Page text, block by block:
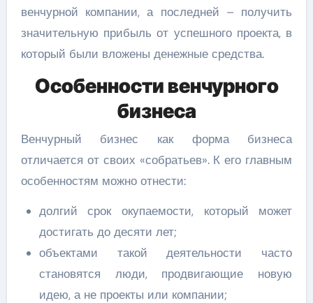
венчурной компании, а последней – получить
значительную прибыль от успешного проекта, в
который были вложены денежные средства.
Особенности венчурного
бизнеса
Венчурный бизнес как форма бизнеса
отличается от своих «собратьев». К его главным
особенностям можно отнести:
долгий срок окупаемости, который может
достигать до десяти лет;
объектами такой деятельности часто
становятся люди, продвигающие новую
идею, а не проекты или компании;